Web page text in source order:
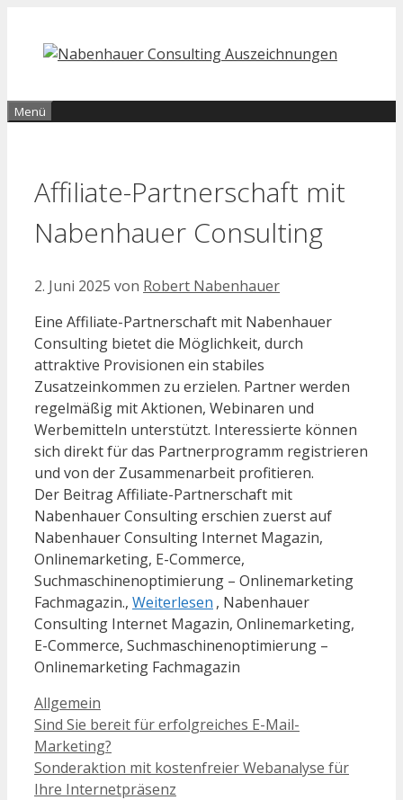
Inhalt
springen
Menü
Affiliate-Partnerschaft mit
Nabenhauer Consulting
2. Juni 2025 von Robert Nabenhauer
Eine Affiliate-Partnerschaft mit Nabenhauer
Consulting bietet die Möglichkeit, durch
attraktive Provisionen ein stabiles
Zusatzeinkommen zu erzielen. Partner werden
regelmäßig mit Aktionen, Webinaren und
Werbemitteln unterstützt. Interessierte können
sich direkt für das Partnerprogramm registrieren
und von der Zusammenarbeit profitieren.
Der Beitrag Affiliate-Partnerschaft mit
Nabenhauer Consulting erschien zuerst auf
Nabenhauer Consulting Internet Magazin,
Onlinemarketing, E-Commerce,
Suchmaschinenoptimierung – Onlinemarketing
Fachmagazin., Weiterlesen , Nabenhauer
Consulting Internet Magazin, Onlinemarketing,
E-Commerce, Suchmaschinenoptimierung –
Onlinemarketing Fachmagazin
Kategorien
Allgemein
Sind Sie bereit für erfolgreiches E-Mail-
Marketing?
Sonderaktion mit kostenfreier Webanalyse für
Ihre Internetpräsenz